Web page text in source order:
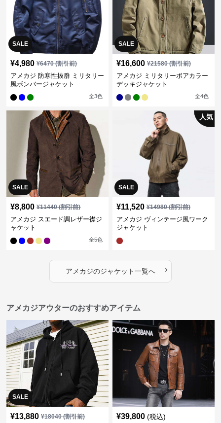
SALE
¥4,980 ¥6470(割引前)
アメカジ 防寒性抜群 ミリタリー
風ボンバージャケット
全3色
SALE
¥16,600 ¥21580(割引前)
アメカジ ミリタリーボアカラー
デッキジャケット
全4色
SALE
¥8,800 ¥11440(割引前)
アメカジ スエード調レザー襟ジ
ャケット
全5色
SALE
人気
¥11,520 ¥14980(割引前)
アメカジ ヴィンテージ風ワーク
ジャケット
アメカジのジャケット一覧へ ›
アメカジアウターのおすすめアイテム
SALE
¥13,880 ¥18040(割引前) ¥39,800 (税込)